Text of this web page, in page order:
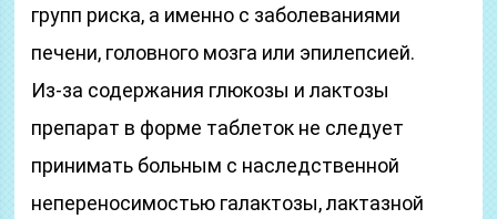
групп риска, а именно с заболеваниями
печени, головного мозга или эпилепсией.
Из-за содержания глюкозы и лактозы
препарат в форме таблеток не следует
принимать больным с наследственной
непереносимостью галактозы, лактазной